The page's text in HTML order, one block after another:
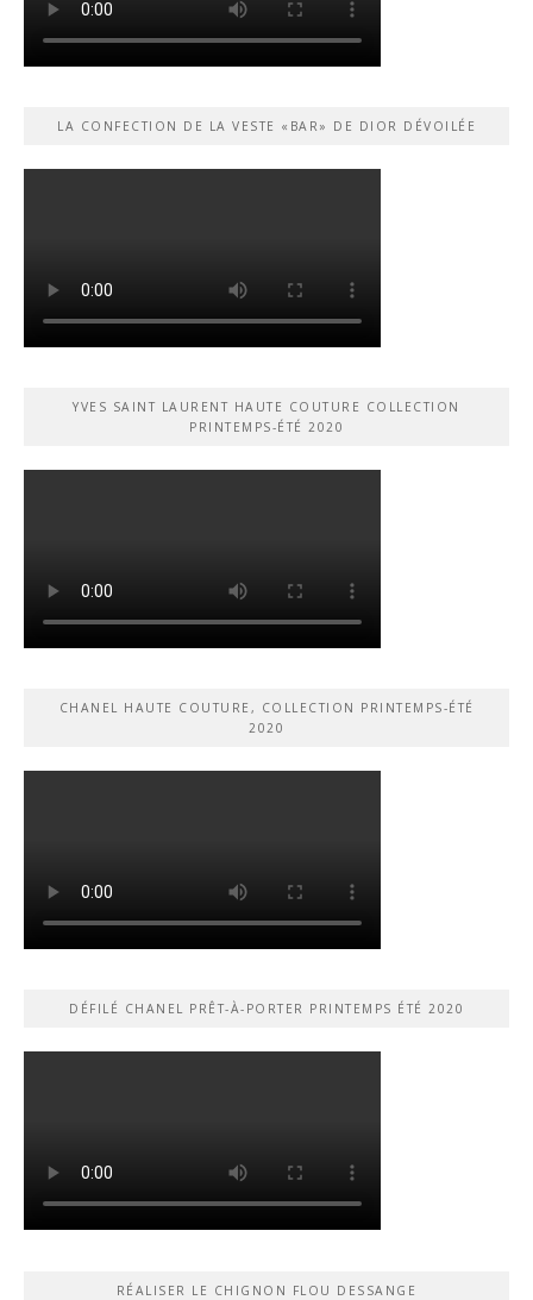
LA CONFECTION DE LA VESTE «BAR» DE DIOR DÉVOILÉE
YVES SAINT LAURENT HAUTE COUTURE COLLECTION
PRINTEMPS-ÉTÉ 2020
CHANEL HAUTE COUTURE, COLLECTION PRINTEMPS-ÉTÉ
2020
DÉFILÉ CHANEL PRÊT-À-PORTER PRINTEMPS ÉTÉ 2020
RÉALISER LE CHIGNON FLOU DESSANGE